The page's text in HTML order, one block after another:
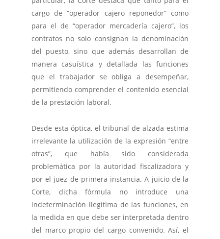
cargo de “operador cajero reponedor” como
para el de “operador mercadería cajero”, los
contratos no solo consignan la denominación
del puesto, sino que además desarrollan de
manera casuística y detallada las funciones
que el trabajador se obliga a desempeñar,
permitiendo comprender el contenido esencial
de la prestación laboral.
Desde esta óptica, el tribunal de alzada estima
irrelevante la utilización de la expresión “entre
otras”, que había sido considerada
problemática por la autoridad fiscalizadora y
por el juez de primera instancia. A juicio de la
Corte, dicha fórmula no introduce una
indeterminación ilegítima de las funciones, en
la medida en que debe ser interpretada dentro
del marco propio del cargo convenido. Así, el